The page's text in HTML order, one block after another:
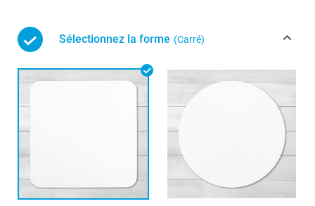
Sélectionnez la forme (Carré)